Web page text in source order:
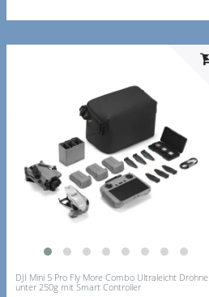
DJI Mini 5 Pro Fly More Combo Ultraleicht Drohne
unter 250g mit Smart Controller